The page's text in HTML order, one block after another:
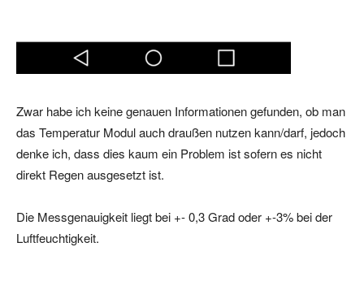
Zwar habe ich keine genauen Informationen gefunden, ob man
das Temperatur Modul auch draußen nutzen kann/darf, jedoch
denke ich, dass dies kaum ein Problem ist sofern es nicht
direkt Regen ausgesetzt ist.
Die Messgenauigkeit liegt bei +- 0,3 Grad oder +-3% bei der
Luftfeuchtigkeit.